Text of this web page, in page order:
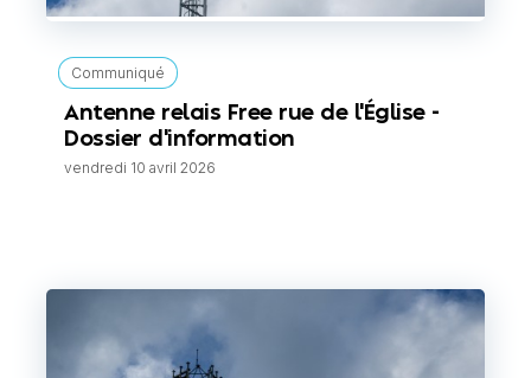
Communiqué
Antenne relais Free rue de l'Église -
Dossier d'information
vendredi 10 avril 2026